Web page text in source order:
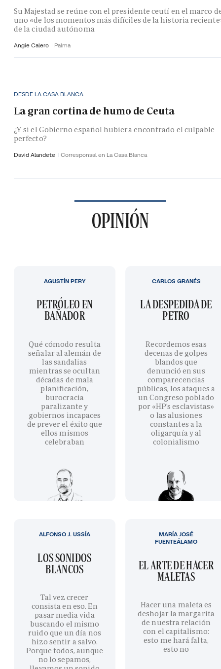
Su Majestad se reúne con el presidente ceutí en el marco
uno «de los momentos más difíciles de la historia
de la ciudad autónoma
Angie Calero Palma
DESDE LA CASA BLANCA
La gran cortina de humo de Ceuta
¿Y si el Gobierno español hubiera encontrado el culpable
perfecto?
David Alandete Corresponsal en La Casa Blanca
OPINIÓN
PETRÓLEO EN
BAÑADOR
Qué cómodo resulta
señalar al alemán de
las sandalias
mientras se ocultan
décadas de mala
planificación,
burocracia
paralizante y
gobiernos incapaces
de prever el éxito que
ellos mismos
celebraban
AGUSTÍN PERY
LA DESPEDIDA DE
PETRO
Recordemos esas
decenas de golpes
blandos que
denunció en sus
comparecencias
públicas, los ataques a
un Congreso poblado
por «HP’s esclavistas»
o las alusiones
constantes a la
oligarquía y al
colonialismo
CARLOS GRANÉS
LOS SONIDOS
BLANCOS
Tal vez crecer
consista en eso. En
pasar media vida
buscando el mismo
ruido que un día nos
hizo sentir a salvo.
Porque todos, aunque
no lo sepamos,
ALFONSO J. USSÍA
EL ARTE DE HACER
MALETAS
Hacer una maleta es
deshojar la margarita
de nuestra relación
con el capitalismo:
esto me hará falta,
esto no
MARÍA JOSÉ
FUENTEÁLAMO